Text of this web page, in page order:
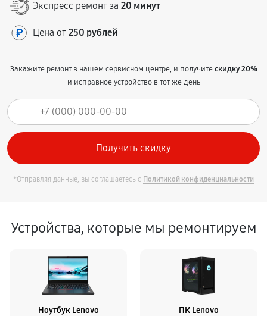
Экспресс ремонт за 20 минут
Цена от 250 рублей
Закажите ремонт в нашем сервисном центре, и получитескидку 20%
и исправное устройство в тот же день
*Отправляя данные, вы соглашаетесь с Политикой конфиденциальности
Устройства, которые мы ремонтируем
Ноутбук Lenovo ПК Lenovo